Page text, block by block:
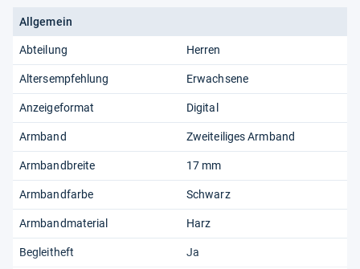
Allgemein
Abteilung Herren
Altersempfehlung Erwachsene
Anzeigeformat Digital
Armband Zweiteiliges Armband
Armbandbreite 17 mm
Armbandfarbe Schwarz
Armbandmaterial Harz
Begleitheft Ja